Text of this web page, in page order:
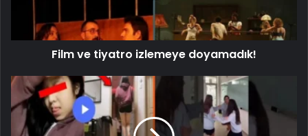
Film ve tiyatro izlemeye doyamadık!